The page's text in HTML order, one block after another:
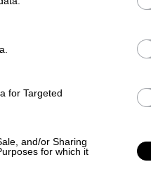
for Targeted
and/or Sharing
for which it